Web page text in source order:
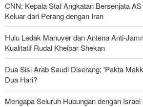
CNN: Kepala Staf Angkatan Bersenjata
Keluar dari Perang dengan Iran
Hulu Ledak Manuver dan Antena Anti-
Kualitatif Rudal Kheibar Shekan
Dua Sisi Arab Saudi Diserang; 'Pakta
Dua Hari?
Mengapa Seluruh Hubungan dengan